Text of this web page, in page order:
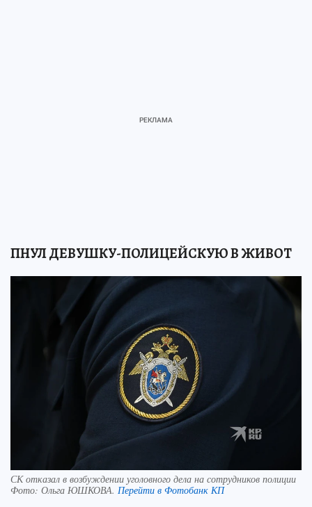
ПНУЛ ДЕВУШКУ-ПОЛИЦЕЙСКУЮ В ЖИВОТ
СК отказал в возбуждении уголовного дела на сотрудников полиции
Фото: Ольга ЮШКОВА. Перейти в Фотобанк КП